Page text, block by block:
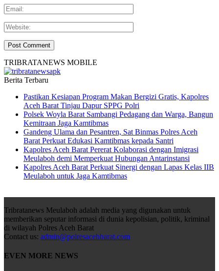
TRIBRATANEWS MOBILE
Berita Terbaru
Pastikan Kesiapan Program Makan Bergizi Gratis, Kapolres
Aceh Barat Tinjau Dapur SPPG Polri
Polsek Woyla Barat Sambangi Pedagang dan Warga, Bangun
Kemitraan Jaga Kamtibmas
Gandeng Ulama dan Pesantren, Sat Binmas Polres Aceh
Barat Perkuat Edukasi Kamtibmas kepada Santri
Kapolres Aceh Barat Pererat Kolaborasi dengan Imigrasi
Meulaboh demi Memperkuat Hubungan Antarinstansi
Kapolres Aceh Barat Perkuat Sinergi dengan Lapas Kelas IIB
Meulaboh untuk Jaga Kamtibmas
Tribratanews Meulaboh adalah media yang digunakan untuk
memberikan seputar informasi di dunia kepolisian, politik, kriminal
di wilayah Polres Aceh Barat
Contact us: admin@polresacehbarat.com
EVEN MORE NEWS